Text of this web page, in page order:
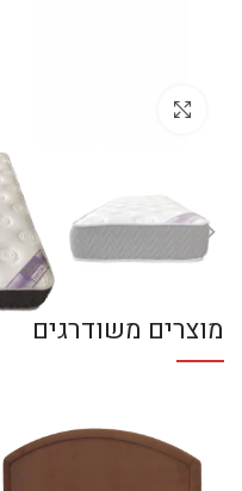
מוצרים משודרגים